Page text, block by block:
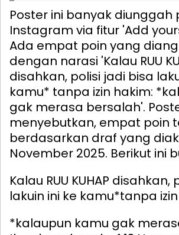
Poster ini banyak diunggah
Instagram via fitur 'Add
Ada empat poin yang
dengan narasi 'Kalau RUU
disahkan, polisi jadi bisa
kamu* tanpa izin hakim:
gak merasa bersalah'.
menyebutkan, empat poin
berdasarkan draf yang
November 2025. Berikut ini
Kalau RUU KUHAP
lakuin ini ke kamu*tanpa
*kalaupun kamu gak